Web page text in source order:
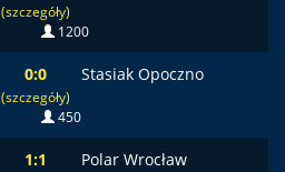
(szczegóły)
1200
0:0
(szczegóły)
Stasiak Opoczno
450
1:1 Polar Wrocław